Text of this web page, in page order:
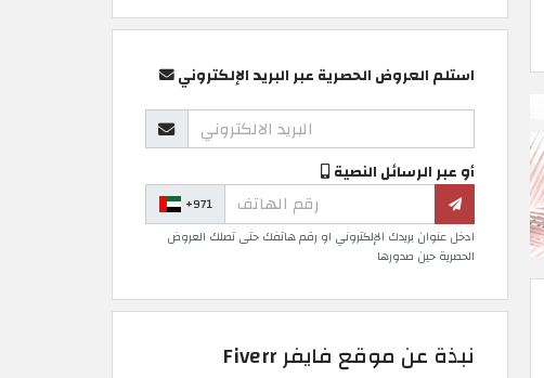
استلم العروض الحصرية عبر البريد الإلكتروني
أو عبر الرسائل النصية
+971
ادخل عنوان بريدك الإلكتروني او رقم هاتفك حتى تصلك العروض
الحصرية حين صدورها
نبذة عن موقع فايفر Fiverr